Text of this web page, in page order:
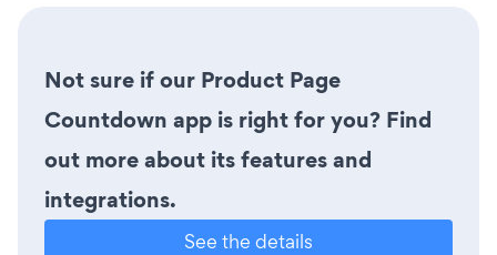
Not sure if our Product Page
Countdown app is right for you? Find
out more about its features and
integrations.
See the details